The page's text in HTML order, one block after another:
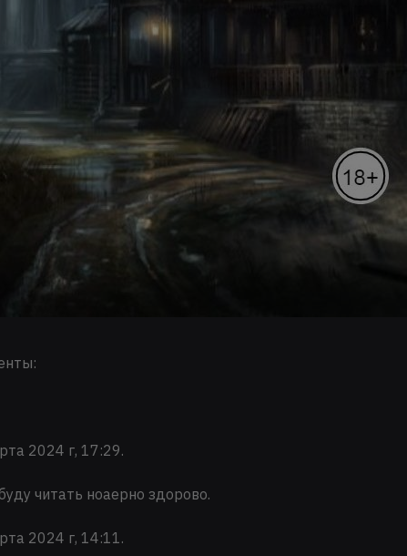
2024 г, 17:29.
читать ноаерно здорово.
2024 г, 14:11.